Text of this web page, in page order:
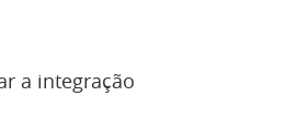
a integração